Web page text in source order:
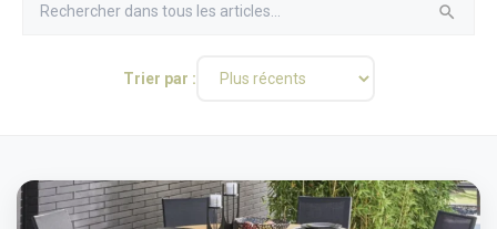
Trier par :